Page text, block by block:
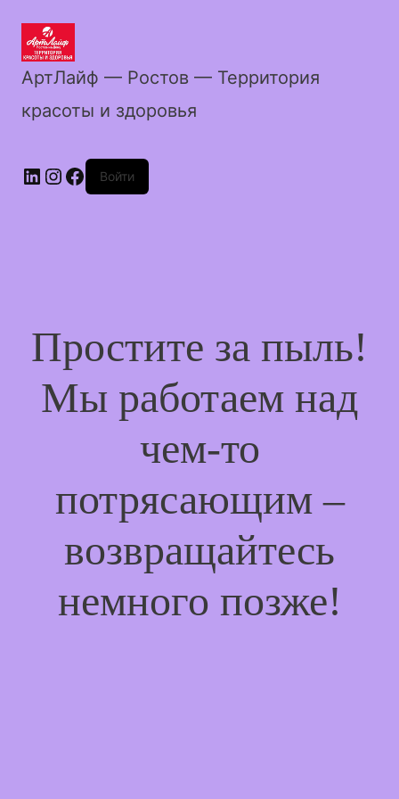
АртЛайф — Ростов — Территория
красоты и здоровья
LinkedIn
Instagram
Facebook
Войти
Простите за пыль!
Мы работаем над
чем-то
потрясающим –
возвращайтесь
немного позже!